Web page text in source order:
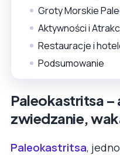
Groty Morskie
Aktywności i
Restauracje i
Podsumowanie
Paleokastritsa
zwiedzanie,
Paleokastritsa,